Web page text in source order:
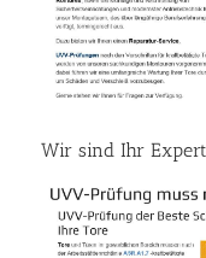
Wir sind Ihr